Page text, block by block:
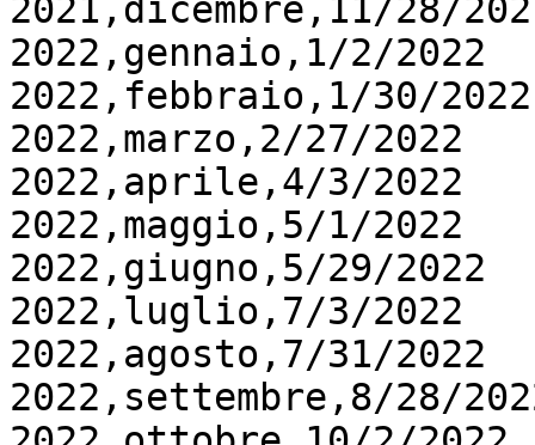
2021,dicembre,11/28/
2022,gennaio,1/2/2022
2022,febbraio,1/30/2022
2022,marzo,2/27/2022
2022,aprile,4/3/2022
2022,maggio,5/1/2022
2022,giugno,5/29/2022
2022,luglio,7/3/2022
2022,agosto,7/31/2022
2022,settembre,8/28/